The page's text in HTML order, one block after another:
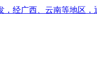
，经广西、云南等地